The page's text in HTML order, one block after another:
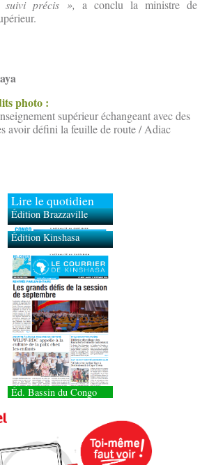
précis », a conclu la ministre de
photo :
supérieur échangeant avec des
avoir défini la feuille de route / Adiac
Lire le quotidien
Édition Brazzaville
Édition Kinshasa
Éd. Bassin du Congo